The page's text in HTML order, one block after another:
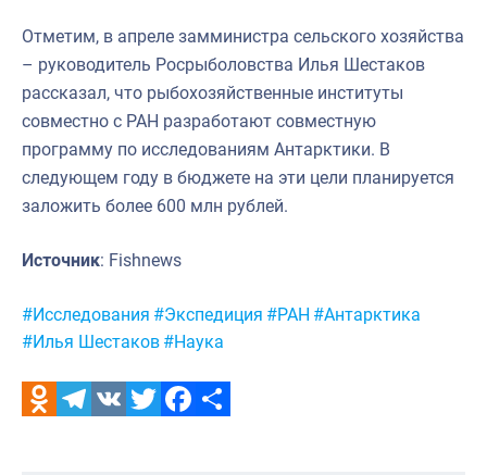
Отметим, в апреле замминистра сельского хозяйства
– руководитель Росрыболовства Илья Шестаков
рассказал, что рыбохозяйственные институты
совместно с РАН разработают совместную
программу по исследованиям Антарктики. В
следующем году в бюджете на эти цели планируется
заложить более 600 млн рублей.
Источник: Fishnews
Метки:
#Исследования #Экспедиция #РАН #Антарктика
#Илья Шестаков #Наука